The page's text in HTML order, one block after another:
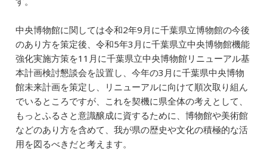
中央博物館に関しては令和2年9月に千葉県立博物館の今後
のあり方を策定後、令和5年3月に千葉県立中央博物館機能
強化実施方策を11月に千葉県立中央博物館リニューアル基
本計画検討懇談会を設置し、今年の3月に千葉県中央博物
館未来計画を策定し、リニューアルに向けて順次取り組ん
でいるところですが、これを契機に県全体の考えとして、
もっとふるさと意識醸成に資するために、博物館や美術館
などのあり方を含めて、我が県の歴史や文化の積極的な活
用を図るべきだと考えます。